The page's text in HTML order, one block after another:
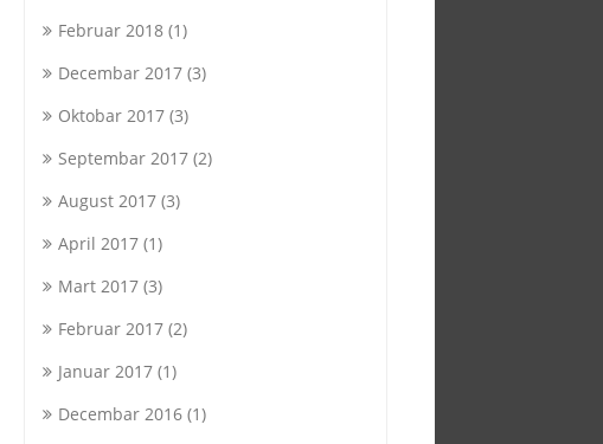
Februar 2018 (1)
Decembar 2017 (3)
Oktobar 2017 (3)
Septembar 2017 (2)
August 2017 (3)
April 2017 (1)
Mart 2017 (3)
Februar 2017 (2)
Januar 2017 (1)
Decembar 2016 (1)